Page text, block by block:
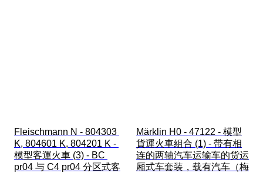
Fleischmann N - 804303
K, 804601 K, 804201 K -
模型客運火車 (3) - BC
pr04 与 C4 pr04 分区式客
Märklin H0 - 47122 - 模型
貨運火車組合 (1) - 带有相
连的两轴汽车运输车的货运
厢式车套装，载有汽车（梅